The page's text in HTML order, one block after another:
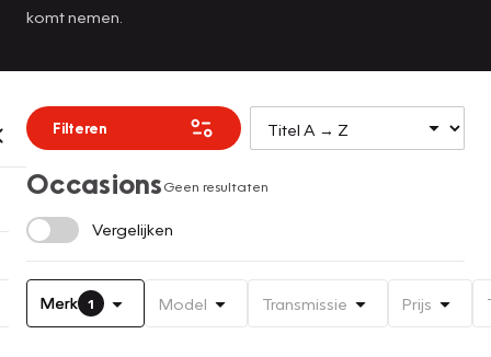
komt nemen.
Filteren
OccasionsGeen resultaten
Vergelijken
Merk 1 Model Transmissie Prijs